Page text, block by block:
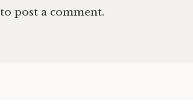
to post a comment.